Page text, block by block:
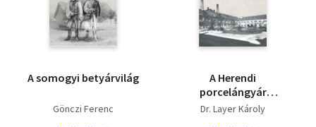
A somogyi betyárvilág
Gönczi Ferenc
A Herendi
porcelángyár
története
Dr. Layer Károly